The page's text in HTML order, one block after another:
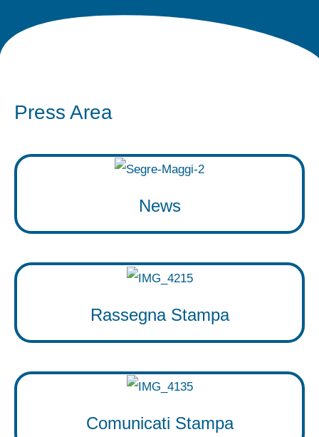
Press Area
News
Rassegna Stampa
Comunicati Stampa